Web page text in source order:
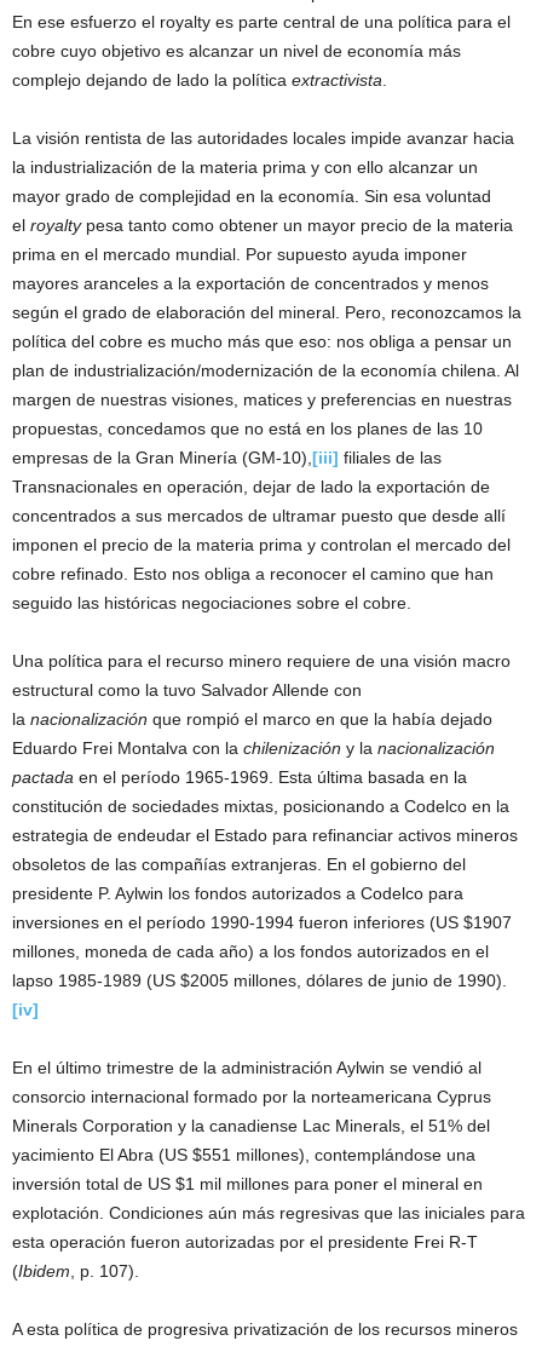
En ese esfuerzo el royalty es parte central de una política para el
cobre cuyo objetivo es alcanzar un nivel de economía más
complejo dejando de lado la política extractivista
La visión rentista de las autoridades locales impide avanzar hacia
la industrialización de la materia prima y con ello alcanzar un
mayor grado de complejidad en la economía. Sin esa voluntad
el royaltypesa tanto como obtener un mayor precio de la materia
prima en el mercado mundial. Por supuesto ayuda imponer
mayores aranceles a la exportación de concentrados y menos
según el grado de elaboración del mineral. Pero, reconozcamos la
política del cobre es mucho más que eso: nos obliga a pensar un
plan de industrialización/modernización de la economía chilena. Al
margen de nuestras visiones, matices y preferencias en nuestras
propuestas, concedamos que no está en los planes de las 10
empresas de la Gran Minería (GM-10), [iii] filiales de las
Transnacionales en operación, dejar de lado la exportación de
concentrados a sus mercados de ultramar puesto que desde allí
imponen el precio de la materia prima y controlan el mercado del
cobre refinado. Esto nos obliga a reconocer el camino que han
seguido las históricas negociaciones sobre el cobre.
Una política para el recurso minero requiere de una visión macro
estructural como la tuvo Salvador Allende con
la nacionalización que rompió el marco en que la había dejado
Eduardo Frei Montalva con la chilenización y la nacionalización
pactada en el período 1965-1969. Esta última basada en la
constitución de sociedades mixtas, posicionando a Codelco en la
estrategia de endeudar el Estado para refinanciar activos mineros
obsoletos de las compañías extranjeras. En el gobierno del
presidente P. Aylwin los fondos autorizados a Codelco para
inversiones en el período 1990-1994 fueron inferiores (US $1907
millones, moneda de cada año) a los fondos autorizados en el
lapso 1985-1989 (US $2005 millones, dólares de junio de 1990).
[iv]
En el último trimestre de la administración Aylwin se vendió al
consorcio internacional formado por la norteamericana Cyprus
Minerals Corporation y la canadiense Lac Minerals, el 51% del
yacimiento El Abra (US $551 millones), contemplándose una
inversión total de US $1 mil millones para poner el mineral en
explotación. Condiciones aún más regresivas que las iniciales para
esta operación fueron autorizadas por el presidente Frei R-T
(Ibidem , p. 107).
A esta política de progresiva privatización de los recursos mineros